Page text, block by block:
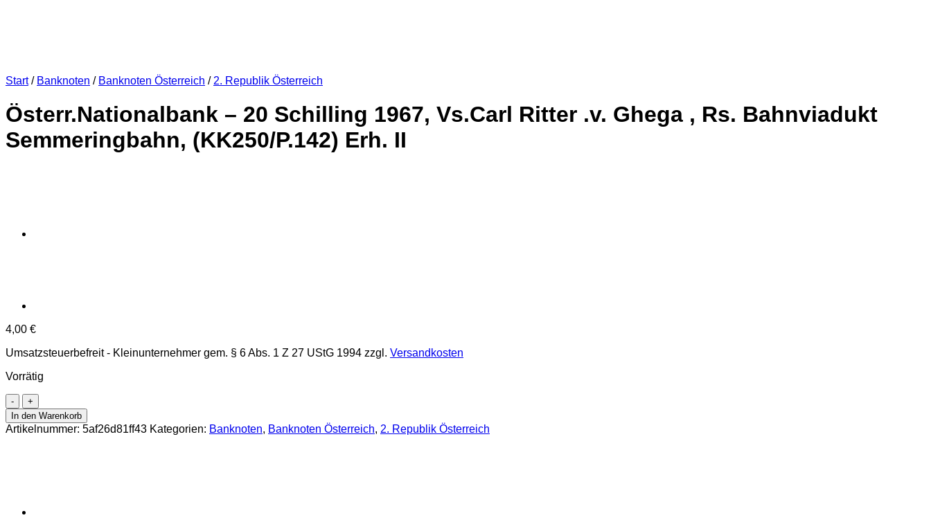
Start / Banknoten / Banknoten Österreich / 2. Republik Österreich
Österr.Nationalbank – 20 Schilling 1967, Vs.Carl Ritter .v. Ghega , Rs. Bahnviadukt
Semmeringbahn, (KK250/P.142) Erh. II
4,00 €
Umsatzsteuerbefreit - Kleinunternehmer gem. § 6 Abs. 1 Z 27 UStG 1994 zzgl. Versandkosten
Vorrätig
Österr.Nationalbank
-
20
Schilling
,
In den Warenkorb
Artikelnummer: 5af26d81ff43 Kategorien: Banknoten, Banknoten Österreich, 2. Republik Österreich